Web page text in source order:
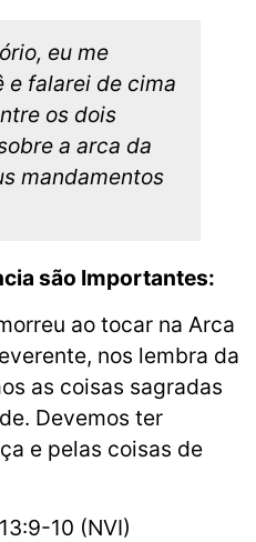
eu me
e falarei de cima
os dois
a arca da
mandamentos
são Importantes:
ao tocar na Arca
nos lembra da
as coisas sagradas
Devemos ter
e pelas coisas de
10 (NVI)